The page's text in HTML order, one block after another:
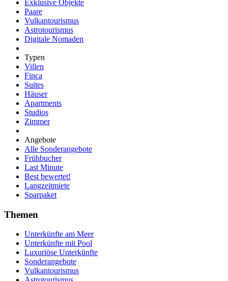
Exklusive Objekte
Paare
Vulkantourismus
Astrotourismus
Digitale Nomaden
Typen
Villen
Finca
Suites
Häuser
Apartments
Studios
Zimmer
Angebote
Alle Sonderangebote
Frühbucher
Last Minute
Best bewertet!
Langzeitmiete
Sparpaket
Themen
Unterkünfte am Meer
Unterkünfte mit Pool
Luxuriöse Unterkünfte
Sonderangebote
Vulkantourismus